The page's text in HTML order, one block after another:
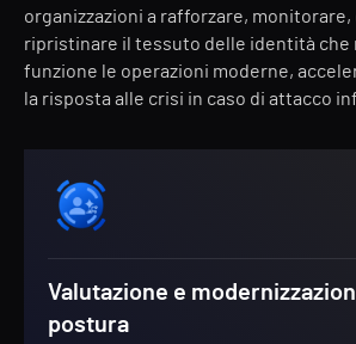
organizzazioni a rafforzare,
ripristinare il tessuto delle identità che
funzione le operazioni moderne,
la risposta alle crisi in caso di attacco
Valutazione e
postura